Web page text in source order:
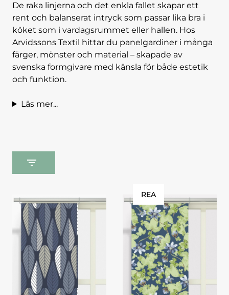
De raka linjerna och det enkla fallet skapar ett
rent och balanserat intryck som passar lika bra i
köket som i vardagsrummet eller hallen. Hos
Arvidssons Textil hittar du panelgardiner i många
färger, mönster och material – skapade av
svenska formgivare med känsla för både estetik
och funktion.
Läs mer...
REA